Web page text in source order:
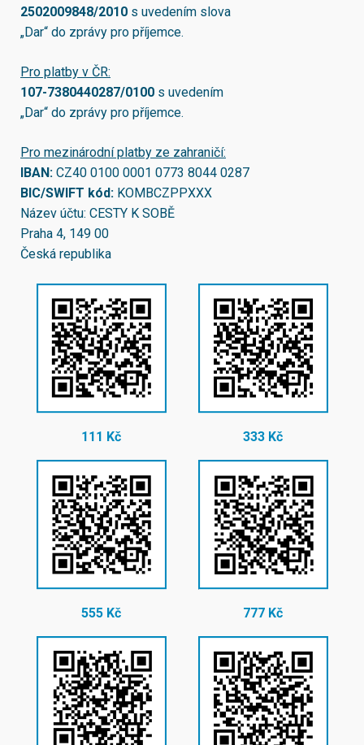
2502009848/2010 s uvedením slova
„Dar“ do zprávy pro příjemce.
Pro platby v ČR:
107-7380440287/0100 s uvedením
„Dar“ do zprávy pro příjemce.
Pro mezinárodní platby ze zahraničí:
IBAN: CZ40 0100 0001 0773 8044 0287
BIC/SWIFT kód: KOMBCZPPXXX
Název účtu: CESTY K SOBĚ
Praha 4, 149 00
Česká republika
111 Kč 333 Kč
555 Kč 777 Kč